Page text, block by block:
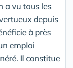
a vu tous les
depuis
à près
emploi
Il constitue